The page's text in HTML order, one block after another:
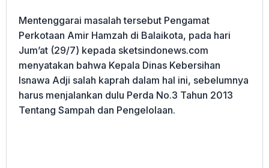
Mentenggarai masalah tersebut Pengamat
Perkotaan Amir Hamzah di Balaikota, pada hari
Jum’at (29/7) kepada sketsindonews.com
menyatakan bahwa Kepala Dinas Kebersihan
Isnawa Adji salah kaprah dalam hal ini, sebelumnya
harus menjalankan dulu Perda No.3 Tahun 2013
Tentang Sampah dan Pengelolaan.